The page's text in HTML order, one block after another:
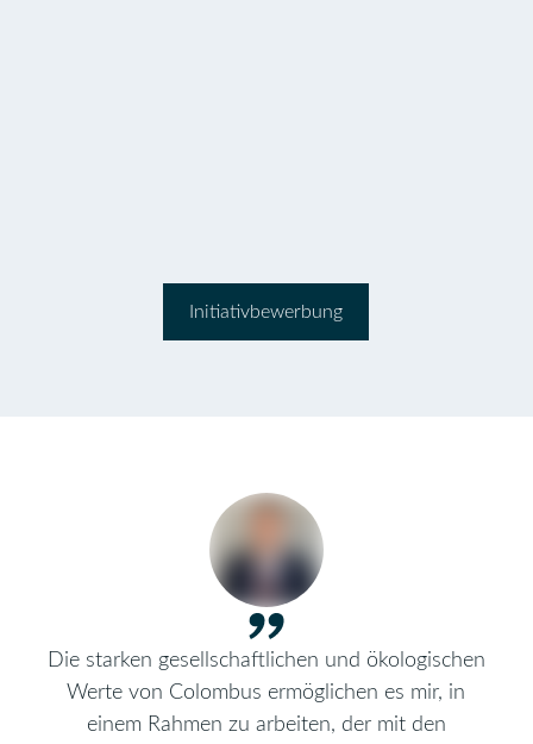
Initiativbewerbung
Die starken gesellschaftlichen und ökologischen
Werte von Colombus ermöglichen es mir, in
einem Rahmen zu arbeiten, der mit den